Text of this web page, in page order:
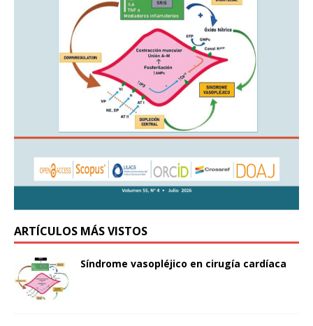
ARTÍCULOS MÁS VISTOS
Síndrome vasopléjico en cirugía cardíaca